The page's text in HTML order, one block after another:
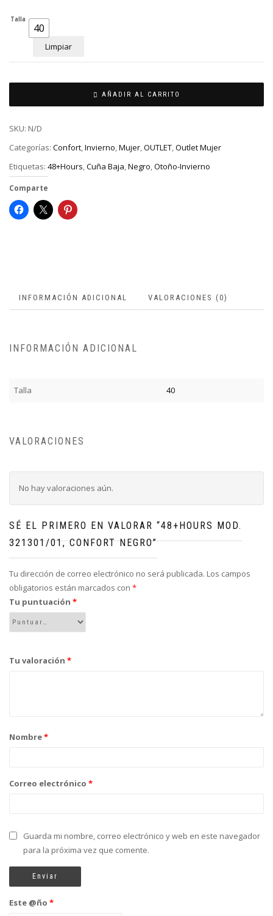
Talla
40
Limpiar
AÑADIR AL CARRITO
SKU: N/D
Categorías: Confort,Invierno,Mujer,OUTLET,Outlet Mujer
Etiquetas: 48+Hours,Cuña Baja,Negro,Otoño-Invierno
Comparte
INFORMACIÓN ADICIONAL VALORACIONES (0)
INFORMACIÓN ADICIONAL
Talla 40
VALORACIONES
No hay valoraciones aún.
SÉ EL PRIMERO EN VALORAR “48+HOURS MOD.
321301/01, CONFORT NEGRO”
Tu dirección de correo electrónico no será publicada. Los campos
obligatorios están marcados con *
Tu puntuación *
Tu valoración *
Nombre*
Correo electrónico *
Guarda mi nombre, correo electrónico y web en este navegador
para la próxima vez que comente.
Este @ño *